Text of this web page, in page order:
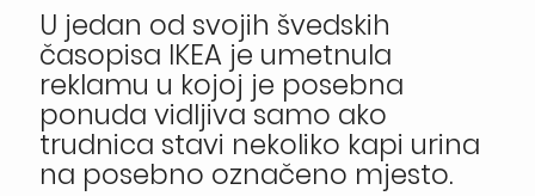
U jedan od svojih švedskih
časopisa IKEA je umetnula
reklamu u kojoj je posebna
ponuda vidljiva samo ako
trudnica stavi nekoliko kapi urina
na posebno označeno mjesto.